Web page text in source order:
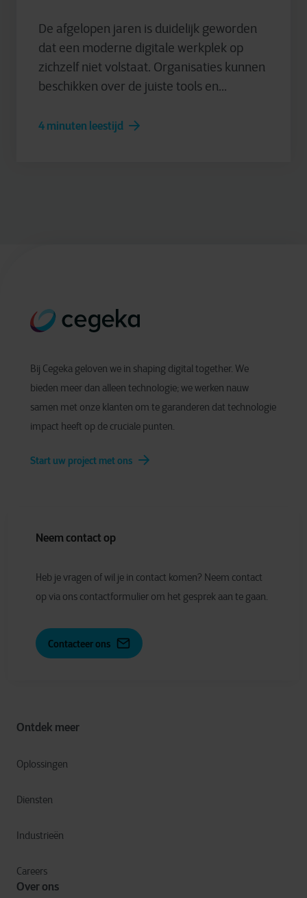
De afgelopen jaren is duidelijk geworden
dat een moderne digitale werkplek op
zichzelf niet volstaat. Organisaties kunnen
beschikken over de juiste tools en...
4 minuten leestijd
Bij Cegeka geloven we in shaping digital together. We
bieden meer dan alleen technologie; we werken nauw
samen met onze klanten om te garanderen dat technologie
impact heeft op de cruciale punten.
Start uw project met ons
Ontdek meer
Oplossingen
Diensten
Industrieën
Careers
Over ons
Neem contact op
Heb je vragen of wil je in contact komen? Neem contact
op via ons contactformulier om het gesprek aan te gaan.
Contacteer ons